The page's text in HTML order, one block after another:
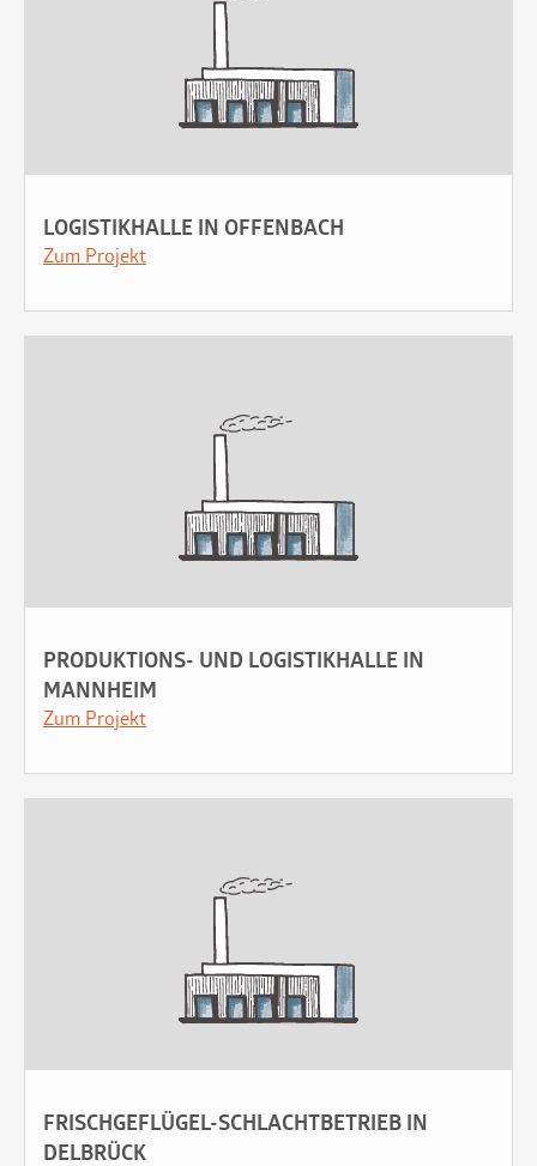
LOGISTIKHALLE IN OFFENBACH
Zum Projekt
PRODUKTIONS- UND LOGISTIKHALLE IN
MANNHEIM
Zum Projekt
FRISCHGEFLÜGEL-SCHLACHTBETRIEB IN
DELBRÜCK